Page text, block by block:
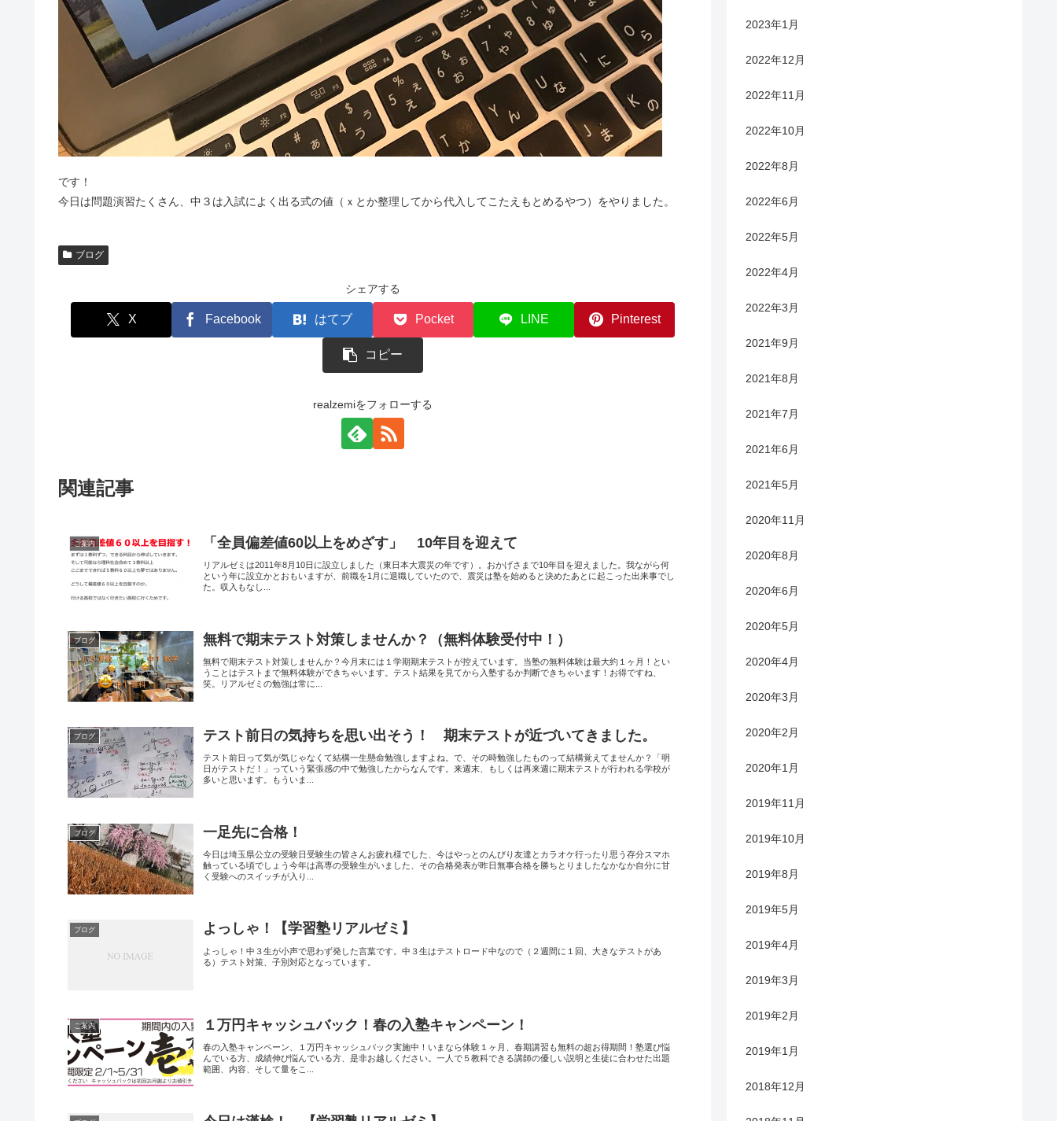
です！
今日は問題演習たくさん、中３は入試によく出る式の値（ｘとか整理してから代入してこたえもとめるやつ）をやりました。
ブログ
シェアする
X Facebook はてブ Pocket LINE Pinterest
コピー
realzemiをフォローする
関連記事
ご案内 「全員偏差値60以上をめざす」 10年目を迎えて
リアルゼミは2011年8月10日に設立しました（東日本大震災の年です）。おかげさまで10年目を迎えました。我ながら何
という年に設立かとおもいますが、前職を1月に退職していたので、震災は塾を始めると決めたあとに起こった出来事でし
た。収入もなし...
ブログ 無料で期末テスト対策しませんか？（無料体験受付中！）
無料で期末テスト対策しませんか？今月末には１学期期末テストが控えています。当塾の無料体験は最大約１ヶ月！とい
うことはテストまで無料体験ができちゃいます。テスト結果を見てから入塾するか判断できちゃいます！お得ですね、
笑。リアルゼミの勉強は常に...
ブログ テスト前日の気持ちを思い出そう！ 期末テストが近づいてきました。
テスト前日って気が気じゃなくて結構一生懸命勉強しますよね。で、その時勉強したものって結構覚えてませんか？「明
日がテストだ！」っていう緊張感の中で勉強したからなんです。来週末、もしくは再来週に期末テストが行われる学校が
多いと思います。もういま...
ブログ 一足先に合格！
今日は埼玉県公立の受験日受験生の皆さんお疲れ様でした、今はやっとのんびり友達とカラオケ行ったり思う存分スマホ
触っている頃でしょう今年は高専の受験生がいました、その合格発表が昨日無事合格を勝ちとりましたなかなか自分に甘
く受験へのスイッチが入り...
ブログ よっしゃ！【学習塾リアルゼミ】
よっしゃ！中３生が小声で思わず発した言葉です。中３生はテストロード中なので（２週間に１回、大きなテストがあ
る）テスト対策、子別対応となっています。
ご案内 １万円キャッシュバック！春の入塾キャンペーン！
春の入塾キャンペーン、１万円キャッシュバック実施中！いまなら体験１ヶ月、春期講習も無料の超お得期間！塾選び悩
んでいる方、成績伸び悩んでいる方、是非お越しください。一人で５教科できる講師の優しい説明と生徒に合わせた出題
範囲、内容、そして量をこ...
2023年1月
2022年12月
2022年11月
2022年10月
2022年8月
2022年6月
2022年5月
2022年4月
2022年3月
2021年9月
2021年8月
2021年7月
2021年6月
2021年5月
2020年11月
2020年8月
2020年6月
2020年5月
2020年4月
2020年3月
2020年2月
2020年1月
2019年11月
2019年10月
2019年8月
2019年5月
2019年4月
2019年3月
2019年2月
2019年1月
2018年12月